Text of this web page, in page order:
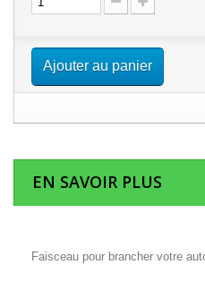
Ajouter au panier
EN SAVOIR PLUS
Faisceau pour brancher votre